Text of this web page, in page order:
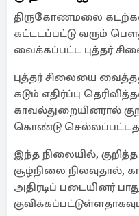
திருகோணமலை
கட்டடப்பட்டு வரும்
வைக்கப்பட்ட புத்தர்
புத்தர் சிலையை
கடும் எதிர்ப்பு
காவல்துறையினரால்
கொண்டு
இந்த நிலையில்,
சூழ்நிலை நிலவுதால்,
அதிரடிப் படையினர்